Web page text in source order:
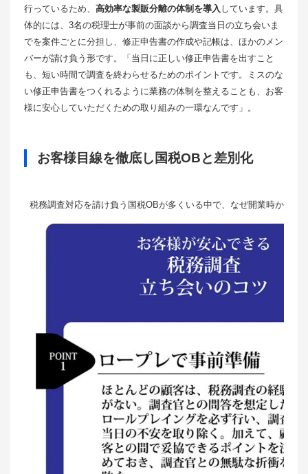
行っているため、 高効率な製販分離の体制を導入 しています。具
体的には、3名の税理士が事前の面談から調査当日の立ち会いま
でを案件ごとに分担し、修正申告書の作成や記帳は、ほかのメン
バーが請け負う形です。「当日に正しい修正申告書を出すこと
も、短い時間で調査を終わらせるためのポイントです。ミスのな
い修正申告書をつくれるように業務の体制を整えることも、お客
様に安心していただくための取り組みの一環なんです」。
お客様目線を徹底し国税OBと差別化
税務調査対応を請け負う国税OBが多くいる中で、なぜ開業時か